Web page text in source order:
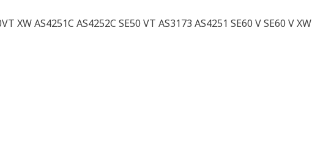
XW AS4251C AS4252C SE50 VT AS3173 AS4251 SE60 V SE60 V XW